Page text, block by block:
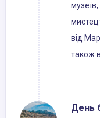
музеїв,
від
також
День